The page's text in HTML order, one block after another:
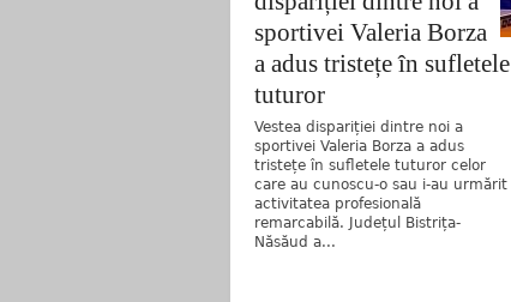
sportivei Valeria Borza
a adus tristețe în sufletele
tuturor
Vestea dispariției dintre noi a
sportivei Valeria Borza a adus
tristețe în sufletele tuturor celor
care au cunoscu-o sau i-au urmărit
activitatea profesională
remarcabilă. Județul Bistrița-
Năsăud a...